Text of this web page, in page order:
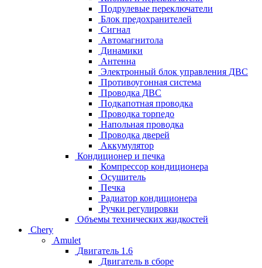
Подрулевые переключатели
Блок предохранителей
Сигнал
Автомагнитола
Динамики
Антенна
Электронный блок управления ДВС
Противоугонная система
Проводка ДВС
Подкапотная проводка
Проводка торпедо
Напольная проводка
Проводка дверей
Аккумулятор
Кондиционер и печка
Компрессор кондиционера
Осушитель
Печка
Радиатор кондиционера
Ручки регулировки
Объемы технических жидкостей
Chery
Amulet
Двигатель 1.6
Двигатель в сборе